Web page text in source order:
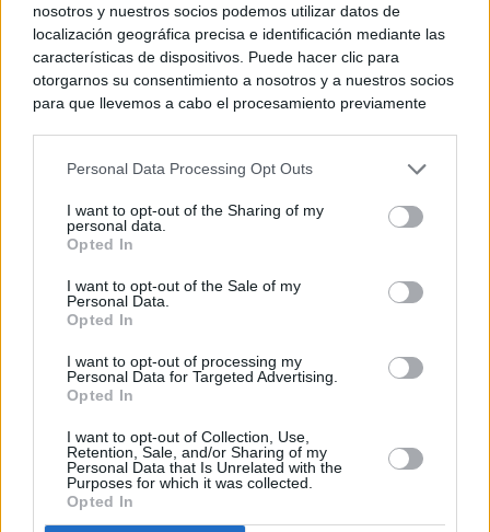
nosotros y nuestros socios podemos utilizar datos de
localización geográfica precisa e identificación mediante las
características de dispositivos. Puede hacer clic para
otorgarnos su consentimiento a nosotros y a nuestros socios
para que llevemos a cabo el procesamiento previamente
negar su consentimiento. Tenga en cuenta que algún
de su consentimiento, pero usted tiene el derecho de
rechazar tal procesamiento. Sus preferencias se aplicarán
cualquier momento entrando de nuevo en este sitio web o
visitando nuestra política de privacidad.
Personal Data Processing Opt Outs
I want to opt-out of the Sharing of my
personal data.
Opted In
I want to opt-out of the Sale of my
Personal Data.
Opted In
I want to opt-out of processing my
Personal Data for Targeted Advertising.
Opted In
I want to opt-out of Collection, Use,
Retention, Sale, and/or Sharing of my
Personal Data that Is Unrelated with the
Purposes for which it was collected.
Opted In